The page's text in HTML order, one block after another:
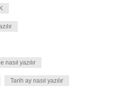
nasıl yazılır
Tarih ay nasıl yazılır